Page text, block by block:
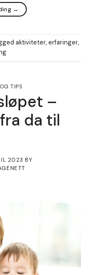
→
aktiviteter,erfaringer,
TIPS
–
da til
2023 BY